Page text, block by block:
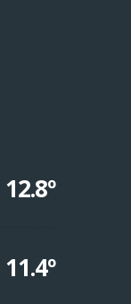
12.8º
11.4º